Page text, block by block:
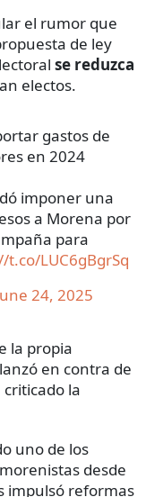
el rumor que
de ley
se reduzca
electos.
gastos de
en 2024
imponer una
a Morena por
para
t.co/LUC6gBgrSq
24, 2025
la propia
en contra de
la
uno de los
desde
impulsó reformas